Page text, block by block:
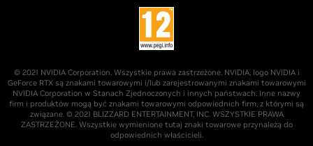
© 2021 NVIDIA Corporation. Wszystkie prawa zastrzeżone. NVIDIA, logo NVIDIA i
GeForce RTX są znakami towarowymi i/lub zarejestrowanymi znakami towarowymi
NVIDIA Corporation w Stanach Zjednoczonych i innych państwach. Inne nazwy
firm i produktów mogą być znakami towarowymi odpowiednich firm, z którymi są
związane. © 2021 BLIZZARD ENTERTAINMENT, INC. WSZYSTKIE PRAWA
ZASTRZEŻONE. Wszystkie wymienione tutaj znaki towarowe przynależą do
odpowiednich właścicieli.